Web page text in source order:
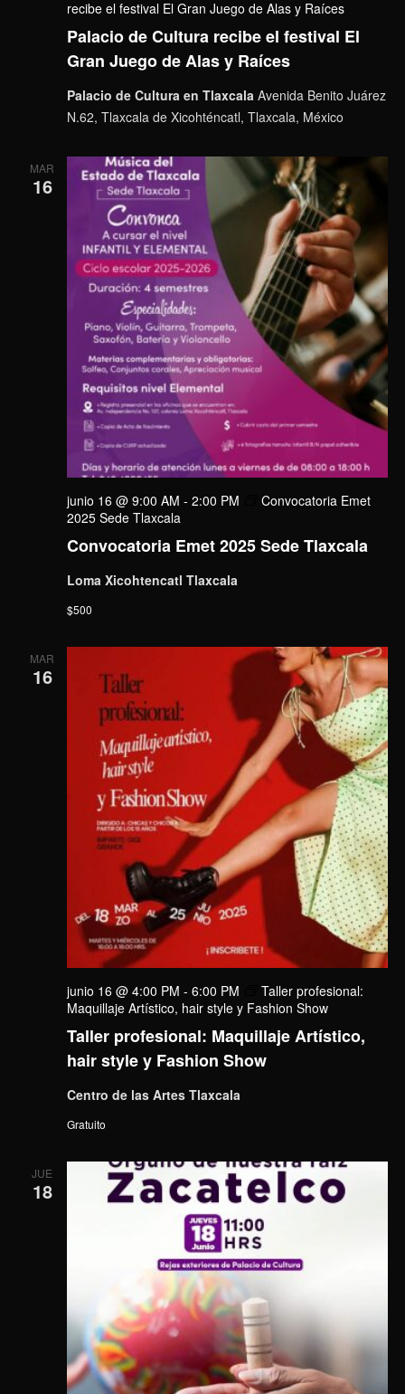
Palacio de Cultura recibe el festival El
Gran Juego de Alas y Raíces
recibe el festival El Gran Juego de Alas y Raíces
Palacio de Cultura en Tlaxcala Avenida Benito Juárez
N.62, Tlaxcala de Xicohténcatl, Tlaxcala, México
MAR
16
Convocatoria Emet 2025 Sede Tlaxcala
junio 16 @ 9:00 AM - 2:00 PM
Convocatoria Emet
2025 Sede Tlaxcala
Loma Xicohtencatl Tlaxcala
$500
MAR
16
Taller profesional: Maquillaje Artístico,
hair style y Fashion Show
junio 16 @ 4:00 PM - 6:00 PM
Taller profesional:
Maquillaje Artístico, hair style y Fashion Show
Centro de las Artes Tlaxcala
Gratuito
JUE
18